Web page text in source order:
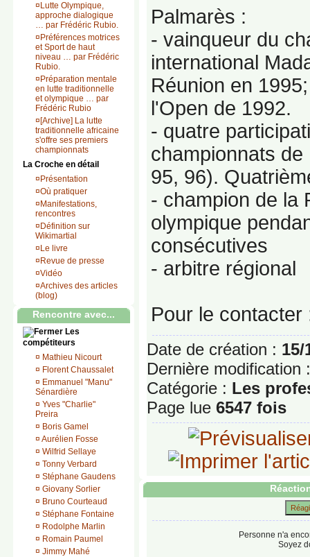
¤ Lutte Olympique,
approche dialogique
… par Frédéric Rubio.
¤ Préférences motrices
et Sport de haut
niveau … par Frédéric
Rubio.
¤ Préparation mentale
en lutte traditionnelle
et olympique … par
Frédéric Rubio
¤[Archive] La lutte
traditionnelle africaine
s'offre ses premiers
championnats
La Croche en détail
¤ Présentation
¤Où pratiquer
¤ Manifestations,
rencontres
¤ Définition sur
Wikimartial
¤ Le livre
¤ Revue de presse
¤Vidéo
¤Archives des articles
(blog)
Rencontre avec...
Les
compétiteurs
¤ Mathieu Nicourt
¤ Florent Chaussalet
¤ Emmanuel "Manu"
Sénardière
¤ Yves "Charlie"
Preira
¤ Boris Gamel
¤ Aurélien Fosse
¤ Wilfrid Sellaye
¤ Tonny Verbard
¤ Stéphane Gaudens
¤ Giovany Sorlier
¤ Bruno Courteaud
¤ Stéphane Fontaine
¤ Rodolphe Marlin
¤ Romain Paumel
¤ Jimmy Mahé
Palmarès :
- vainqueur du
international
Réunion en
l'Open de 1992.
- quatre
championnats
95, 96).
- champion de la
olympique
consécutives
- arbitre régional
Pour le contacter
Date de création : 15/
Dernière modification
Catégorie : Les
Page lue 6547 fois
Personne n'a
Soyez